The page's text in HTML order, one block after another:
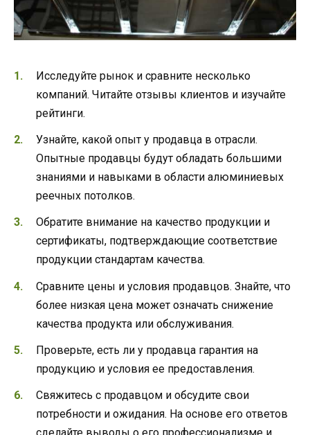
Исследуйте рынок и сравните несколько
компаний. Читайте отзывы клиентов и изучайте
рейтинги.
Узнайте, какой опыт у продавца в отрасли.
Опытные продавцы будут обладать большими
знаниями и навыками в области алюминиевых
реечных потолков.
Обратите внимание на качество продукции и
сертификаты, подтверждающие соответствие
продукции стандартам качества.
Сравните цены и условия продавцов. Знайте, что
более низкая цена может означать снижение
качества продукта или обслуживания.
Проверьте, есть ли у продавца гарантия на
продукцию и условия ее предоставления.
Свяжитесь с продавцом и обсудите свои
потребности и ожидания. На основе его ответов